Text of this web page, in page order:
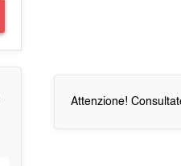
Attenzione!